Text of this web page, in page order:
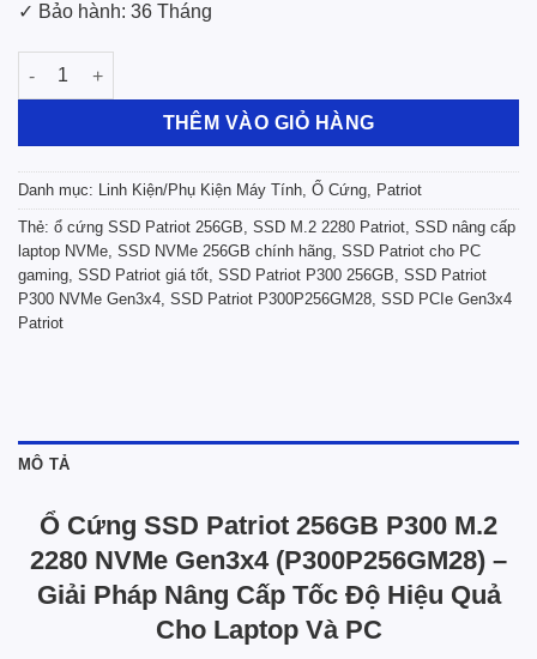
✓ Bảo hành: 36 Tháng
Ổ Cứng SSD Patriot 256GB P300 M.2 2280 NVMe Gen 3x4 -
THÊM VÀO GIỎ HÀNG
Danh mục: Linh Kiện/Phụ Kiện Máy Tính Ổ Cứng Patriot
Thẻ: ổ cứng SSD Patriot 256GB SSD M.2 2280 Patriot SSD nâng cấp
laptop NVMe SSD NVMe 256GB chính hãng SSD Patriot cho PC
gaming SSD Patriot giá tốt SSD Patriot P300 256GB SSD Patriot
P300 NVMe Gen3x4 SSD Patriot P300P256GM28 SSD PCIe Gen3x4
Patriot
MÔ TẢ
Ổ Cứng SSD Patriot 256GB P300 M.2
2280 NVMe Gen3x4 (P300P256GM28) –
Giải Pháp Nâng Cấp Tốc Độ Hiệu Quả
Cho Laptop Và PC